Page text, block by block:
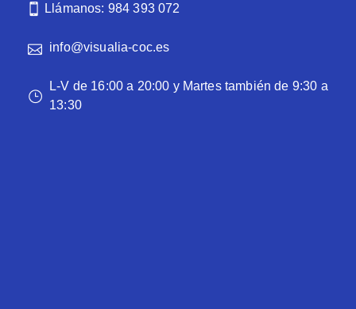
Llámanos: 984 393 072
info@visualia-coc.es
L-V de 16:00 a 20:00 y Martes también de 9:30 a
13:30